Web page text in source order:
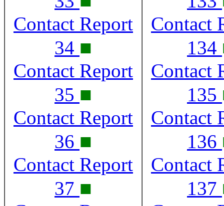
Contact Report
34 ■
Contact Report
35 ■
Contact Report
36 ■
Contact Report
37 ■
Contact
134
Contact
135
Contact
136
Contact
137